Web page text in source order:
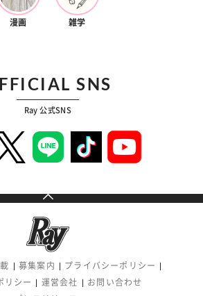
漫画 雑学
SNS
Ray 公式SNS
募集案内
プライバシーポリシー
リシー
運営会社
お問い合わせ